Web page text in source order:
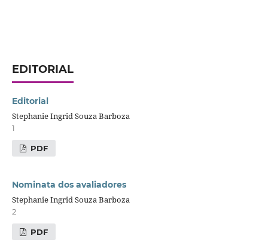
EDITORIAL
Editorial
Stephanie Ingrid Souza Barboza
1
PDF
Nominata dos avaliadores
Stephanie Ingrid Souza Barboza
2
PDF